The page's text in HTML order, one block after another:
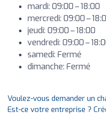
mardi: 09:00 – 18:00
mercredi: 09:00 –
jeudi: 09:00 – 18:00
vendredi: 09:00 –
samedi: Fermé
dimanche: Fermé
Voulez-vous demander un
Est-ce votre entreprise ?